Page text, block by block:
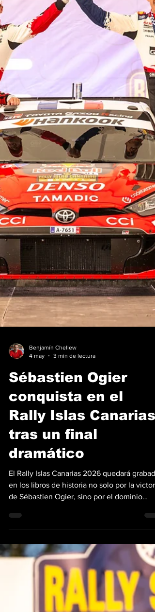
Benjamín Chellew
Sébastien Ogier
conquista en el
Rally Islas Canarias
dramático
en los libros de historia no solo por la
de Sébastien Ogier, sino por el dominio
logró su primer triunfo de la temporada en
una prueba donde el asfalto canario no
perdonó los errores. Fotos: Jaanus Ree | Red
Bull Content Pool La jornada final fue un
auténtico juego de nervios. Ogier, al mando
de su GR Yaris Rally1, supo gestionar la